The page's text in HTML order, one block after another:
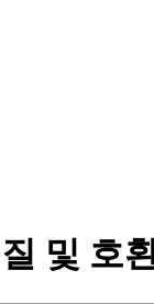
및 호